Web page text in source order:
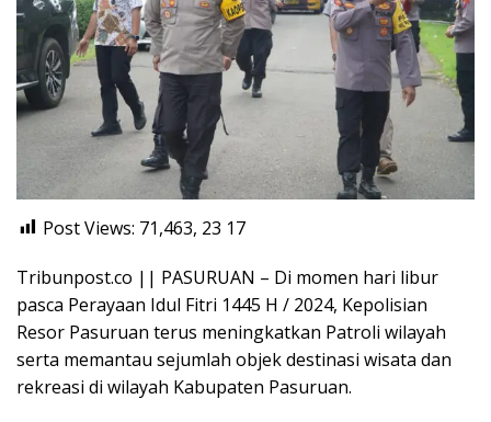
Post Views: 71,463, 23 17
Tribunpost.co || PASURUAN – Di momen hari libur
pasca Perayaan Idul Fitri 1445 H / 2024, Kepolisian
Resor Pasuruan terus meningkatkan Patroli wilayah
serta memantau sejumlah objek destinasi wisata dan
rekreasi di wilayah Kabupaten Pasuruan.